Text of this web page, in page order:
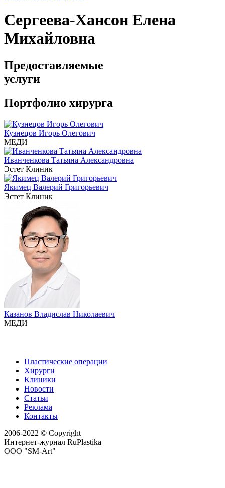
Сергеева-Хансон Елена
Михайловна
Предоставляемые
услуги
Портфолио хирурга
Кузнецов Игорь Олегович
МЕДИ
Иванченкова Татьяна Александровна
Эстет Клиник
Якимец Валерий Григорьевич
Эстет Клиник
Казанов Владислав Николаевич
МЕДИ
Пластические операции
Хирурги
Клиники
Новости
Статьи
Реклама
Контакты
2006-2022 © Copyright
Интернет-журнал RuPlastika
ООО "SM-Art"